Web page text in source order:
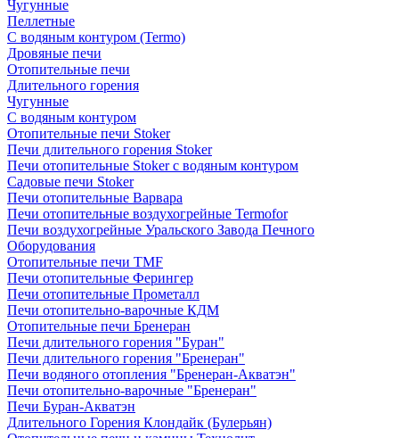
Чугунные
Пеллетные
С водяным контуром (Termo)
Дровяные печи
Отопительные печи
Длительного горения
Чугунные
C водяным контуром
Отопительные печи Stoker
Печи длительного горения Stoker
Печи отопительные Stoker с водяным контуром
Садовые печи Stoker
Печи отопительные Варвара
Печи отопительные воздухогрейные Termofor
Печи воздухогрейные Уральского Завода Печного
Оборудования
Отопительные печи TMF
Печи отопительные Ферингер
Печи отопительные Прометалл
Печи отопительно-варочные КДМ
Отопительные печи Бренеран
Печи длительного горения "Буран"
Печи длительного горения "Бренеран"
Печи водяного отопления "Бренеран-Акватэн"
Печи отопительно-варочные "Бренеран"
Печи Буран-Акватэн
Длительного Горения Клондайк (Булерьян)